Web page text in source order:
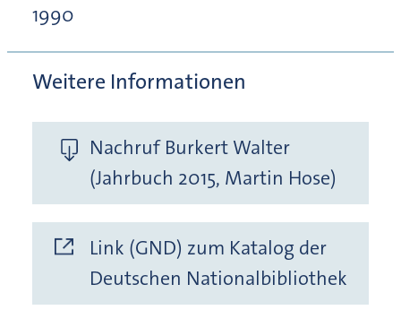
1990
Weitere Informationen
Nachruf Burkert Walter
(Jahrbuch 2015, Martin Hose)
Link (GND) zum Katalog der
Deutschen Nationalbibliothek